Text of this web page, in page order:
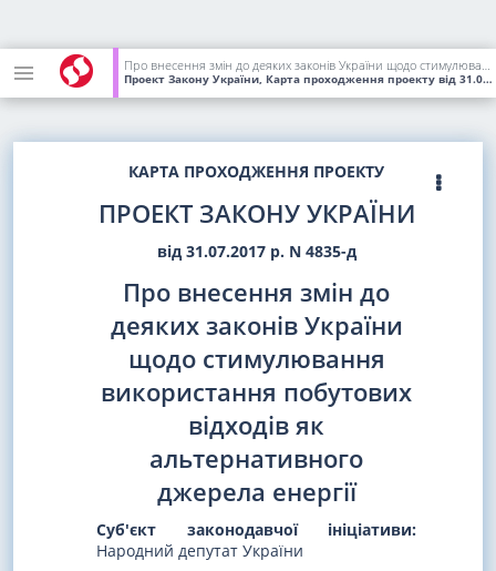
Про внесення змін до деяких законів України щодо стимулювання використання побутових відходів як альтернативного джерела енергії
Проект Закону України, Карта проходження проекту від 31.07.2017
КАРТА ПРОХОДЖЕННЯ ПРОЕКТУ
ПРОЕКТ ЗАКОНУ УКРАЇНИ
від 31.07.2017 р. N 4835-д
Про внесення змін до
деяких законів України
щодо стимулювання
використання побутових
відходів як
альтернативного
джерела енергії
Суб'єкт законодавчої ініціативи:
Народний депутат України